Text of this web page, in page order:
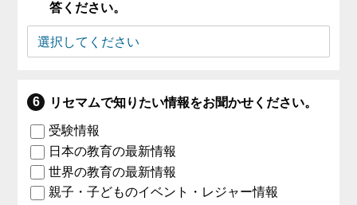
答ください。
リセマムで知りたい情報をお聞かせください。
受験情報
日本の教育の最新情報
世界の教育の最新情報
親子・子どものイベント・レジャー情報